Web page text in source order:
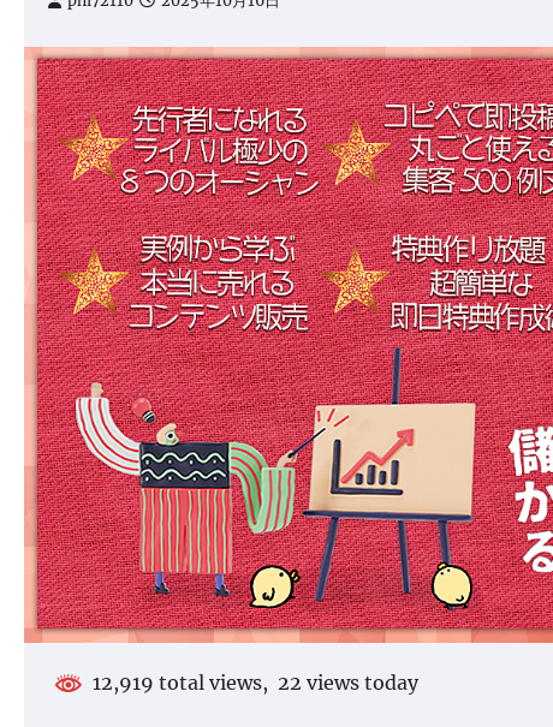
12,919 total views, 22 views today